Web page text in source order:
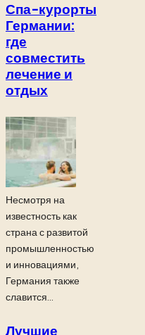
Спа-курорты
Германии:
где
совместить
лечение и
отдых
Несмотря на
известность как
страна с развитой
промышленностью
и инновациями,
Германия также
славится...
Лучшие